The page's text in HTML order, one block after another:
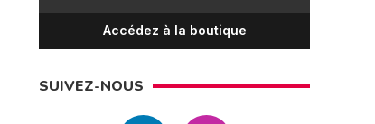
Accédez à la boutique
SUIVEZ-NOUS